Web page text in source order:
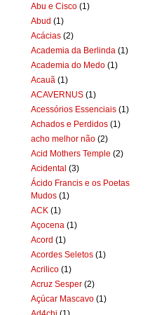
Abu e Cisco (1)
Abud (1)
Acácias (2)
Academia da Berlinda (1)
Academia do Medo (1)
Acauã (1)
ACAVERNUS (1)
Acessórios Essenciais (1)
Achados e Perdidos (1)
acho melhor não (2)
Acid Mothers Temple (2)
Acidental (3)
Ácido Francis e os Poetas
Mudos (1)
ACK (1)
Açocena (1)
Acord (1)
Acordes Seletos (1)
Acrilico (1)
Acruz Sesper (2)
Açúcar Mascavo (1)